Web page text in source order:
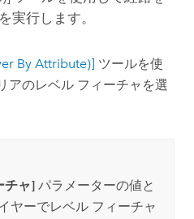
実行します。
By Attribute)] ツールを使
アのレベル フィーチャを選
チャ]パラメーターの値と
ヤーでレベル フィーチャ